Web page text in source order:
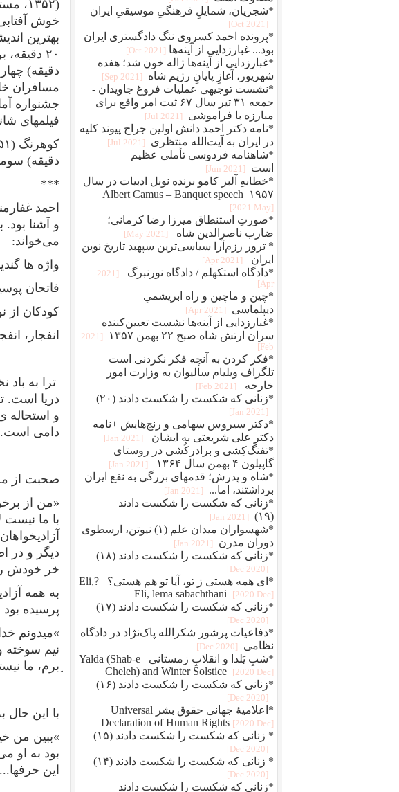
(۱۳۵۲،
خوش
بهترین
۲۰ دقیقه،
دقیقه)
مسافران
جشنواره
فیلم‏های
کوهرنگ (
دقیقه)
***
احمد
و آشنا
می‌خواند:
واژه ها
فاتحان
کودکان از
انفجار،
ترا به
دریا است.
و استحاله
دامی است.
صحبت از
«من از
با ما
دیگر و در
خر خودش
به همه
پرسیده
»میدونم
نیم
ِبرم، ما
با این حال
»ببین من
بود به او
این حرفها...
*شجریان، شمایلِ فرهنگیِ موسیقیِ ایران
[2021 Oct]
*پرونده احمد کسروی ننگ دادگستری ایران
بود... غبارزدایی از آینه‌ها [2021 Oct]
*غبارزدایی از آینه‌ها ژاله خون شد؛ هفده
شهریور، آغازِ پایانِ رژیم شاه
[2021 Sep]
*نشست توجیهی عملیات فروغ جاویدان -
جمعه ۳۱ تیر سال ۶۷ ثبت امر واقع برای
مبارزه با فراموشی
[2021 Jul]
*نامه دکتر احمد دانش اولین جراح پیوند کلیه
در ایران به آیت‌الله منتظری
[2021 Jul]
*شاهنامه فردوسی تأملی عظیم
است
[2021 Jun]
*خطابهِ آلبر کامو برنده نوبل ادبیات در سال
۱۹۵۷ Albert Camus – Banquet speech
[2021 May]
*صورتِ استنطاق میرزا رضا کرمانی؛
ضارب ناصرالدین شاه
[2021 May]
* ترور رزم‌آرا سیاسی‌ترین سپهبد تاریخ نوین
ایران
[2021 Apr]
*دادگاه استکهلم / دادگاه نورنبرگ
[2021
Apr]
*چین و ماچین و راه ابريشمیِ
ديپلماسی
[2021 Apr]
*غبارزدایی از آینه‌ها نشست تعیین‌کننده
سران ارتش شاه صبح ۲۲ بهمن ۱۳۵۷
[2021
Feb]
*فکر کردن به آنچه فکر نکردنی است
تلگراف ویلیام سالیوان به وزارت امور
خارجه
[2021 Feb]
*زنانی که شکست را شکست دادند (۲۰)
[2021 Jan]
*دکتر سیروس سهامی و رنج‌هایش +نامه
دکتر علی شریعتی به ایشان
[2021 Jan]
*تفنگ‌کِشی و برادرکُشی در روستای
گاپیلون ۴ بهمن سال ۱۳۶۴
[2021 Jan]
*شاه و پدرش؛ قدمهای بزرگی به نفع ایران
برداشتند، اما...
[2021 Jan]
*زنانی که شکست را شکست دادند
(۱۹)
[2021 Jan]
*شهسواران میدان علم (۱) نیوتن، ارسطوی
دوران مدرن
[2021 Jan]
*زنانی که شکست را شکست دادند (۱۸)
[2020 Dec]
*ای همه هستی ز تو، آیا تو هم هستی؟ ?Eli,
Eli, lema sabachthani
[2020 Dec]
*زنانی که شکست را شکست دادند (۱۷)
[2020 Dec]
*دفاعيات پرشور شکرالله پاک‌نژاد در دادگاه
نظامی
[2020 Dec]
*شبِ یَلدا و انقلابِ زمستانی Yalda (Shab-e
Cheleh) and Winter Solstice
[2020 Dec]
*زنانی که شکست را شکست دادند (۱۶)
[2020 Dec]
*اعلامیهٔ جهانی حقوق بشر Universal
Declaration of Human Rights [2020 Dec]
* زنانی که شکست را شکست دادند (۱۵)
[2020 Dec]
* زنانی که شکست را شکست دادند (۱۴)
[2020 Dec]
*زنانی که شکست را شکست دادند